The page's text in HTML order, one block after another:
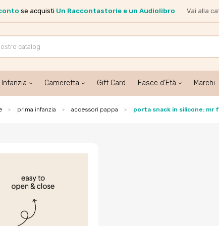
se acquisti Un Raccontastorie e un Audiolibro Vai alla
Cameretta Gift Card Fasce d’Età Marchi
prima infanzia accessori pappa porta snack in silicone: mr